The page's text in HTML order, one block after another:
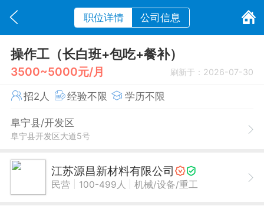
职位详情 公司信息
操作工（长白班+包吃+餐补）
3500~5000元/月 刷新于：2026-07-30
招2人 经验不限 学历不限
阜宁县/开发区
阜宁县开发区大道5号
江苏源昌新材料有限公司
民营 100-499人 机械/设备/重工